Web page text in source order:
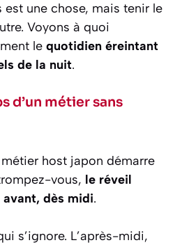
est une chose, mais tenir le
Voyons à quoi
le quotidien éreintant
de la nuit.
d’un métier sans
host japon démarre
vous, le réveil
dès midi.
s’ignore. L’après-midi,